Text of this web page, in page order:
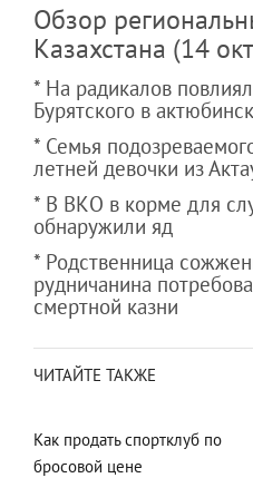
Обзор
Казахстана (14
* На радикалов
Бурятского в
* Семья
летней девочки из
* В ВКО в корме для
обнаружили яд
* Родственница
рудничанина
смертной казни
ЧИТАЙТЕ ТАКЖЕ
Как продать спортклуб по
бросовой цене